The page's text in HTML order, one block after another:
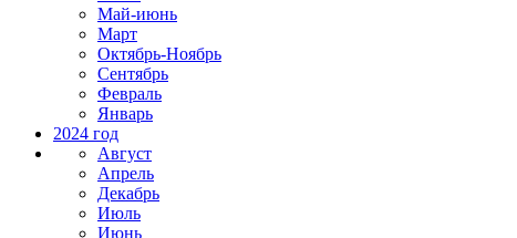
Май-июнь
Март
Октябрь-Ноябрь
Сентябрь
Февраль
Январь
2024 год
Август
Апрель
Декабрь
Июль
Июнь